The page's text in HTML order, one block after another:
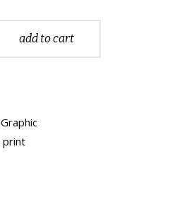
add to cart
Graphic
print